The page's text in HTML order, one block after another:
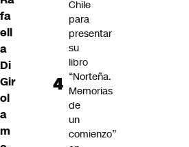
fa
ell
a
Di
Gir
ol
a
m
Chile
para
presentar
su
libro
“Norteña.
Memorias
de
un
comienzo”